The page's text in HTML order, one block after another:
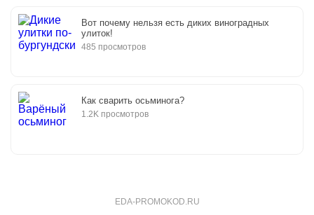
Вот почему нельзя есть диких виноградных
улиток!
485 просмотров
Как сварить осьминога?
1.2K просмотров
EDA-PROMOKOD.RU